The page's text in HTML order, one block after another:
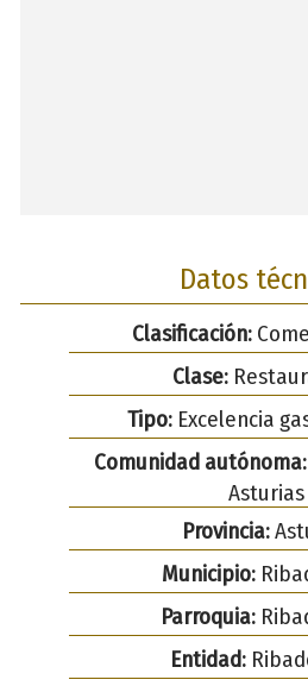
Datos
Clasificación:
Clase:
Tipo:Excelencia
Comunidad autónoma:
Asturias
Provincia:
Municipio:
Parroquia:
Entidad: